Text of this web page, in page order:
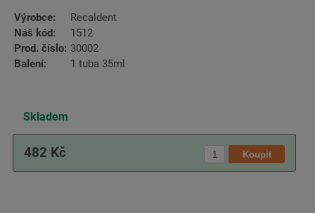
Výrobce:
Recaldent
Náš kód:
1512
Prod. číslo: 30002
Balení:
1 tuba 35ml
Skladem
482 Kč